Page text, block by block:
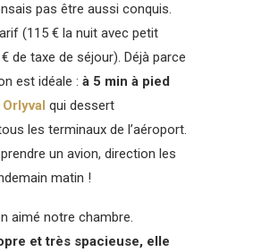
pas être aussi conquis.
(115 € la nuit avec petit
de taxe de séjour). Déjà parce
est idéale : à 5 min à pied
Orlyval qui dessert
les terminaux de l’aéroport.
un avion, direction les
matin !
aimé notre chambre.
et très spacieuse, elle